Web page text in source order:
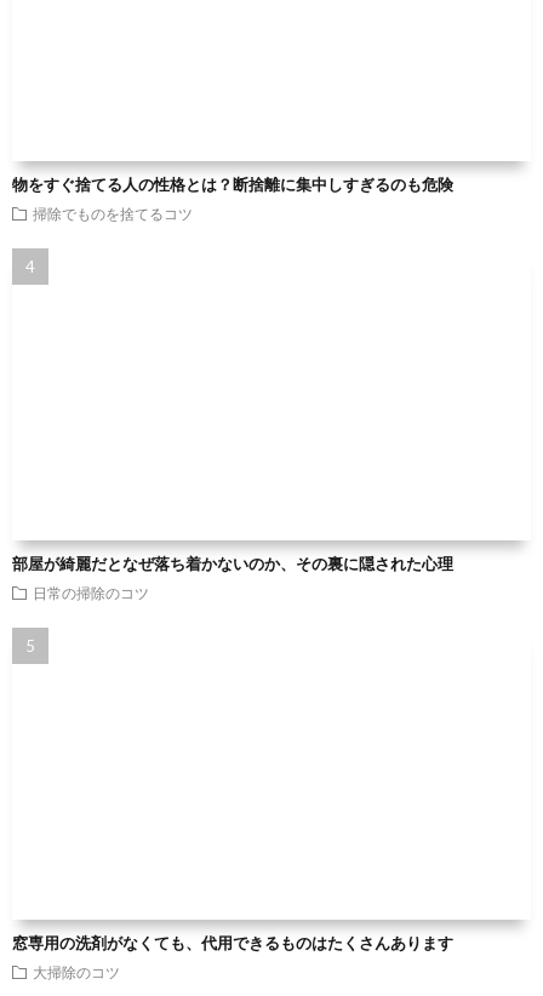
物をすぐ捨てる人の性格とは？断捨離に集中しすぎるのも危険
掃除でものを捨てるコツ
部屋が綺麗だとなぜ落ち着かないのか、その裏に隠された心理
日常の掃除のコツ
窓専用の洗剤がなくても、代用できるものはたくさんあります
大掃除のコツ